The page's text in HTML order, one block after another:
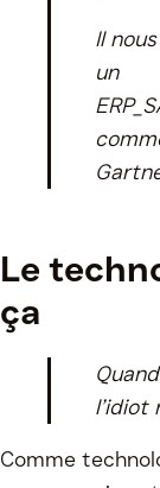
Il
un
Le
ça
l’idiot
Comme